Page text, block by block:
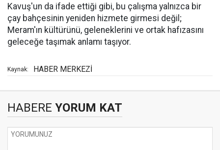
Kavuş'un da ifade ettiği gibi, bu çalışma yalnızca bir
çay bahçesinin yeniden hizmete girmesi değil;
Meram'ın kültürünü, geleneklerini ve ortak hafızasını
geleceğe taşımak anlamı taşıyor.
Kaynak: HABER MERKEZİ
HABERE YORUM KAT